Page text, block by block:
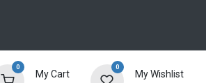
0
My Cart
0
My Wishlist